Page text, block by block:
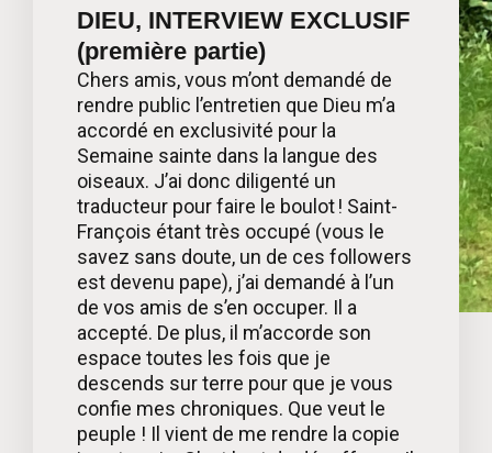
DIEU, INTERVIEW EXCLUSIF
(première partie)
Chers amis, vous m’ont demandé de
rendre public l’entretien que Dieu m’a
accordé en exclusivité pour la
Semaine sainte dans la langue des
oiseaux. J’ai donc diligenté un
traducteur pour faire le boulot ! Saint-
François étant très occupé (vous le
savez sans doute, un de ces followers
est devenu pape), j’ai demandé à l’un
de vos amis de s’en occuper. Il a
accepté. De plus, il m’accorde son
espace toutes les fois que je
descends sur terre pour que je vous
confie mes chroniques. Que veut le
peuple ! Il vient de me rendre la copie